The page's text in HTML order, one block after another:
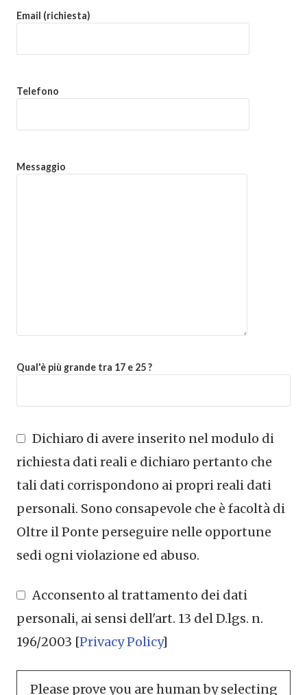
Email (richiesta)
Telefono
Messaggio
Qual'è più grande tra 17 e 25 ?
Dichiaro di avere inserito nel modulo di
richiesta dati reali e dichiaro pertanto che
tali dati corrispondono ai propri reali dati
personali. Sono consapevole che è facoltà di
Oltre il Ponte perseguire nelle opportune
sedi ogni violazione ed abuso.
Acconsento al trattamento dei dati
personali, ai sensi dell'art. 13 del D.lgs. n.
196/2003 [Privacy Policy]
Please prove you are human by selecting